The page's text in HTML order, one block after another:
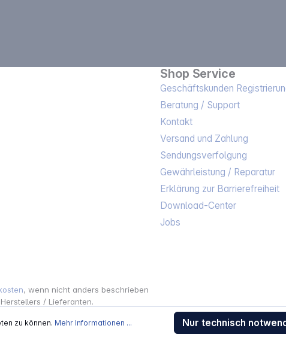
Shop Service
Geschäftskunden
Beratung / Support
Kontakt
Versand und Zahlung
Sendungsverfolgung
Gewährleistung / Reparatur
Erklärung zur Barrierefreiheit
Download-Center
Jobs
, wenn nicht anders beschrieben
/ Lieferanten.
zu können. Mehr Informationen ... Nur technisch